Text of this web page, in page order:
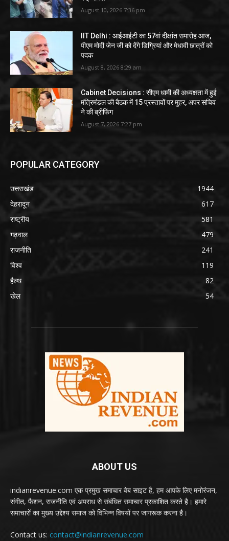
August 10, 2026 7:36 pm
IIT Delhi : आईआईटी का 57वां दीक्षांत समारोह आज,
पीएम मोदी जेन जी को देंगे डिग्रियां और मेधावी छात्रों को
पदक
August 8, 2026 8:29 am
Cabinet Decisions : सीएम धामी की अध्यक्षता में हुई
मंत्रिमंडल की बैठक में 15 प्रस्तावों पर मुहर, अपर सचिव
ने की ब्रीफिंग
August 7, 2026 7:27 pm
POPULAR CATEGORY
उत्तराखंड
1944
देहरादून
617
राष्ट्रीय
581
गढ़वाल
479
राजनीति
241
विश्व
119
हैल्थ
82
खेल
54
ABOUT US
indianrevenue.com एक प्रमुख समाचार वेब साइट है, हम आपके लिए मनोरंजन,
संगीत, फैशन, राजनीति एवं अपराध से संबंधित समाचार प्रकाशित करते है। हमारे
समाचारों का मुख्य उद्देश्य समाज को विभिन्न विषयों पर जागरूक करना है।
Contact us: contact@indianrevenue.com